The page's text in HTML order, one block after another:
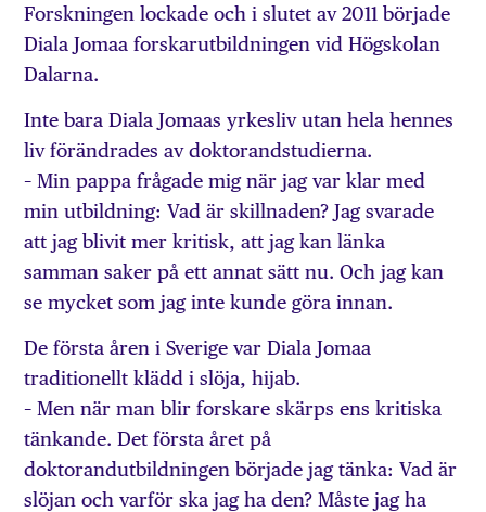
Forskningen lockade och i slutet av 2011 började
Diala Jomaa forskar­utbildningen vid Högskolan
Dalarna.
Inte bara Diala Jomaas yrkesliv utan hela hennes
liv förändrades av doktorandstudierna.
– Min pappa frågade mig när jag var klar med
min utbildning: Vad är skillnaden? Jag svarade
att jag blivit mer kritisk, att jag kan länka
samman saker på ett annat sätt nu. Och jag kan
se mycket som jag inte kunde göra innan.
De första åren i Sverige var Diala Jomaa
traditionellt klädd i slöja, hijab.
– Men när man blir forskare skärps ens kritiska
tänkande. Det första året på
doktorandutbildningen började jag tänka: Vad är
slöjan och varför ska jag ha den? Måste jag ha